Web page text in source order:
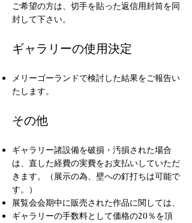
ご希望の方は、切手を貼った返信用封筒を同
封して下さい。
ギャラリーの使用決定
メリーゴーランドで検討した結果をご報告い
たします。
その他
ギャラリー諸設備を破損・汚損された場合
は、 直した経費の実費をお支払いしていただ
きます。
（展示の為、壁への釘打ちは可能で
す。）
展覧会会期中に販売された作品に関しては、
ギャラリーの手数料として価格の20％を頂